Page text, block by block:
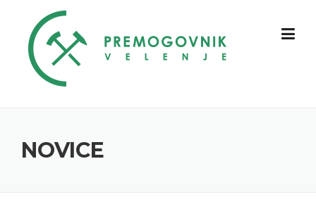
content
NOVICE